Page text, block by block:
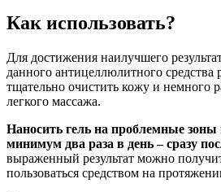
Как использовать?
Для достижения наилучшего
данного антицеллюлитного средства
тщательно очистить кожу и немного
легкого массажа.
Наносить гель на проблемные зоны
минимум два раза в день – сразу
выраженный результат можно
пользоваться средством на